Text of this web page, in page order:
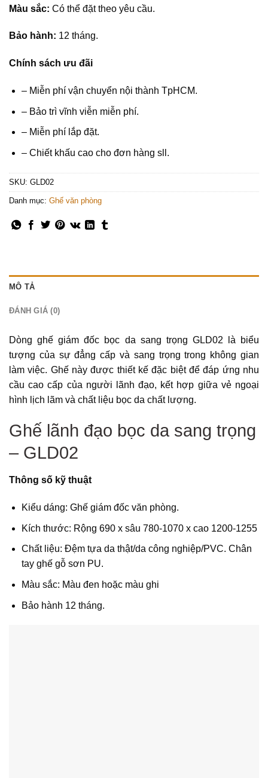
Màu sắc: Có thể đặt theo yêu cầu.
Bảo hành: 12 tháng.
Chính sách ưu đãi
– Miễn phí vận chuyển nội thành TpHCM.
– Bảo trì vĩnh viễn miễn phí.
– Miễn phí lắp đặt.
– Chiết khấu cao cho đơn hàng sll.
SKU: GLD02
Danh mục: Ghế văn phòng
MÔ TẢ
ĐÁNH GIÁ (0)
Dòng ghế giám đốc bọc da sang trọng GLD02 là biểu
tượng của sự đẳng cấp và sang trọng trong không gian
làm việc. Ghế này được thiết kế đặc biệt để đáp ứng nhu
cầu cao cấp của người lãnh đạo, kết hợp giữa vẻ ngoại
hình lịch lãm và chất liệu bọc da chất lượng.
Ghế lãnh đạo bọc da sang trọng
– GLD02
Thông số kỹ thuật
Kiểu dáng: Ghế giám đốc văn phòng.
Kích thước: Rộng 690 x sâu 780-1070 x cao 1200-1255
Chất liệu: Đệm tựa da thật/da công nghiệp/PVC. Chân
tay ghế gỗ sơn PU.
Màu sắc: Màu đen hoặc màu ghi
Bảo hành 12 tháng.